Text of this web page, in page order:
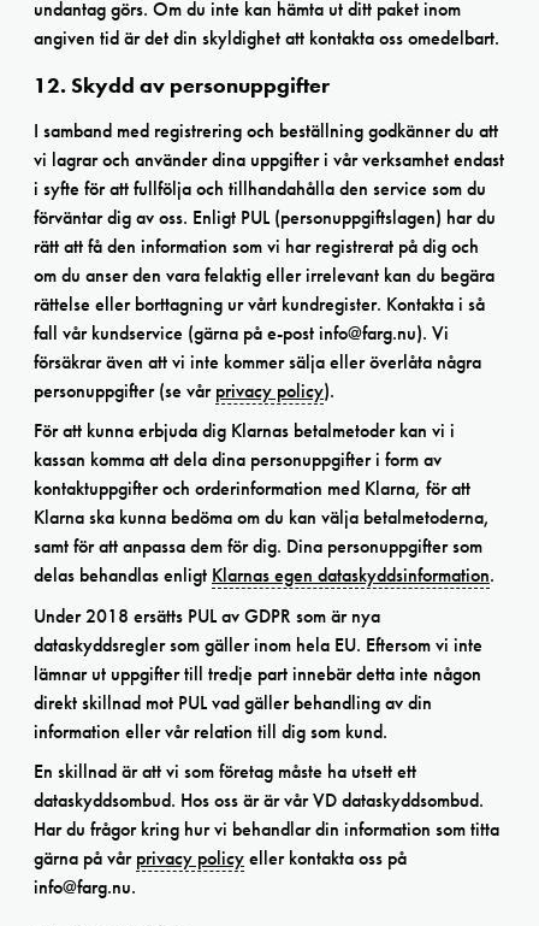
undantag görs. Om du inte kan hämta ut ditt paket inom
angiven tid är det din skyldighet att kontakta oss omedelbart.
12. Skydd av personuppgifter
I samband med registrering och beställning godkänner du att
vi lagrar och använder dina uppgifter i vår verksamhet endast
i syfte för att fullfölja och tillhandahålla den service som du
förväntar dig av oss. Enligt PUL (personuppgiftslagen) har du
rätt att få den information som vi har registrerat på dig och
om du anser den vara felaktig eller irrelevant kan du begära
rättelse eller borttagning ur vårt kundregister. Kontakta i så
fall vår kundservice (gärna på e-post info@farg.nu). Vi
försäkrar även att vi inte kommer sälja eller överlåta några
personuppgifter (se vårprivacy policy).
För att kunna erbjuda dig Klarnas betalmetoder kan vi i
kassan komma att dela dina personuppgifter i form av
kontaktuppgifter och orderinformation med Klarna, för att
Klarna ska kunna bedöma om du kan välja betalmetoderna,
samt för att anpassa dem för dig. Dina personuppgifter som
delas behandlas enligt Klarnas egen dataskyddsinformation.
Under 2018 ersätts PUL av GDPR som är nya
dataskyddsregler som gäller inom hela EU. Eftersom vi inte
lämnar ut uppgifter till tredje part innebär detta inte någon
direkt skillnad mot PUL vad gäller behandling av din
information eller vår relation till dig som kund.
En skillnad är att vi som företag måste ha utsett ett
dataskyddsombud. Hos oss är är vår VD dataskyddsombud.
Har du frågor kring hur vi behandlar din information som titta
gärna på vårprivacy policyeller kontakta oss på
info@farg.nu.